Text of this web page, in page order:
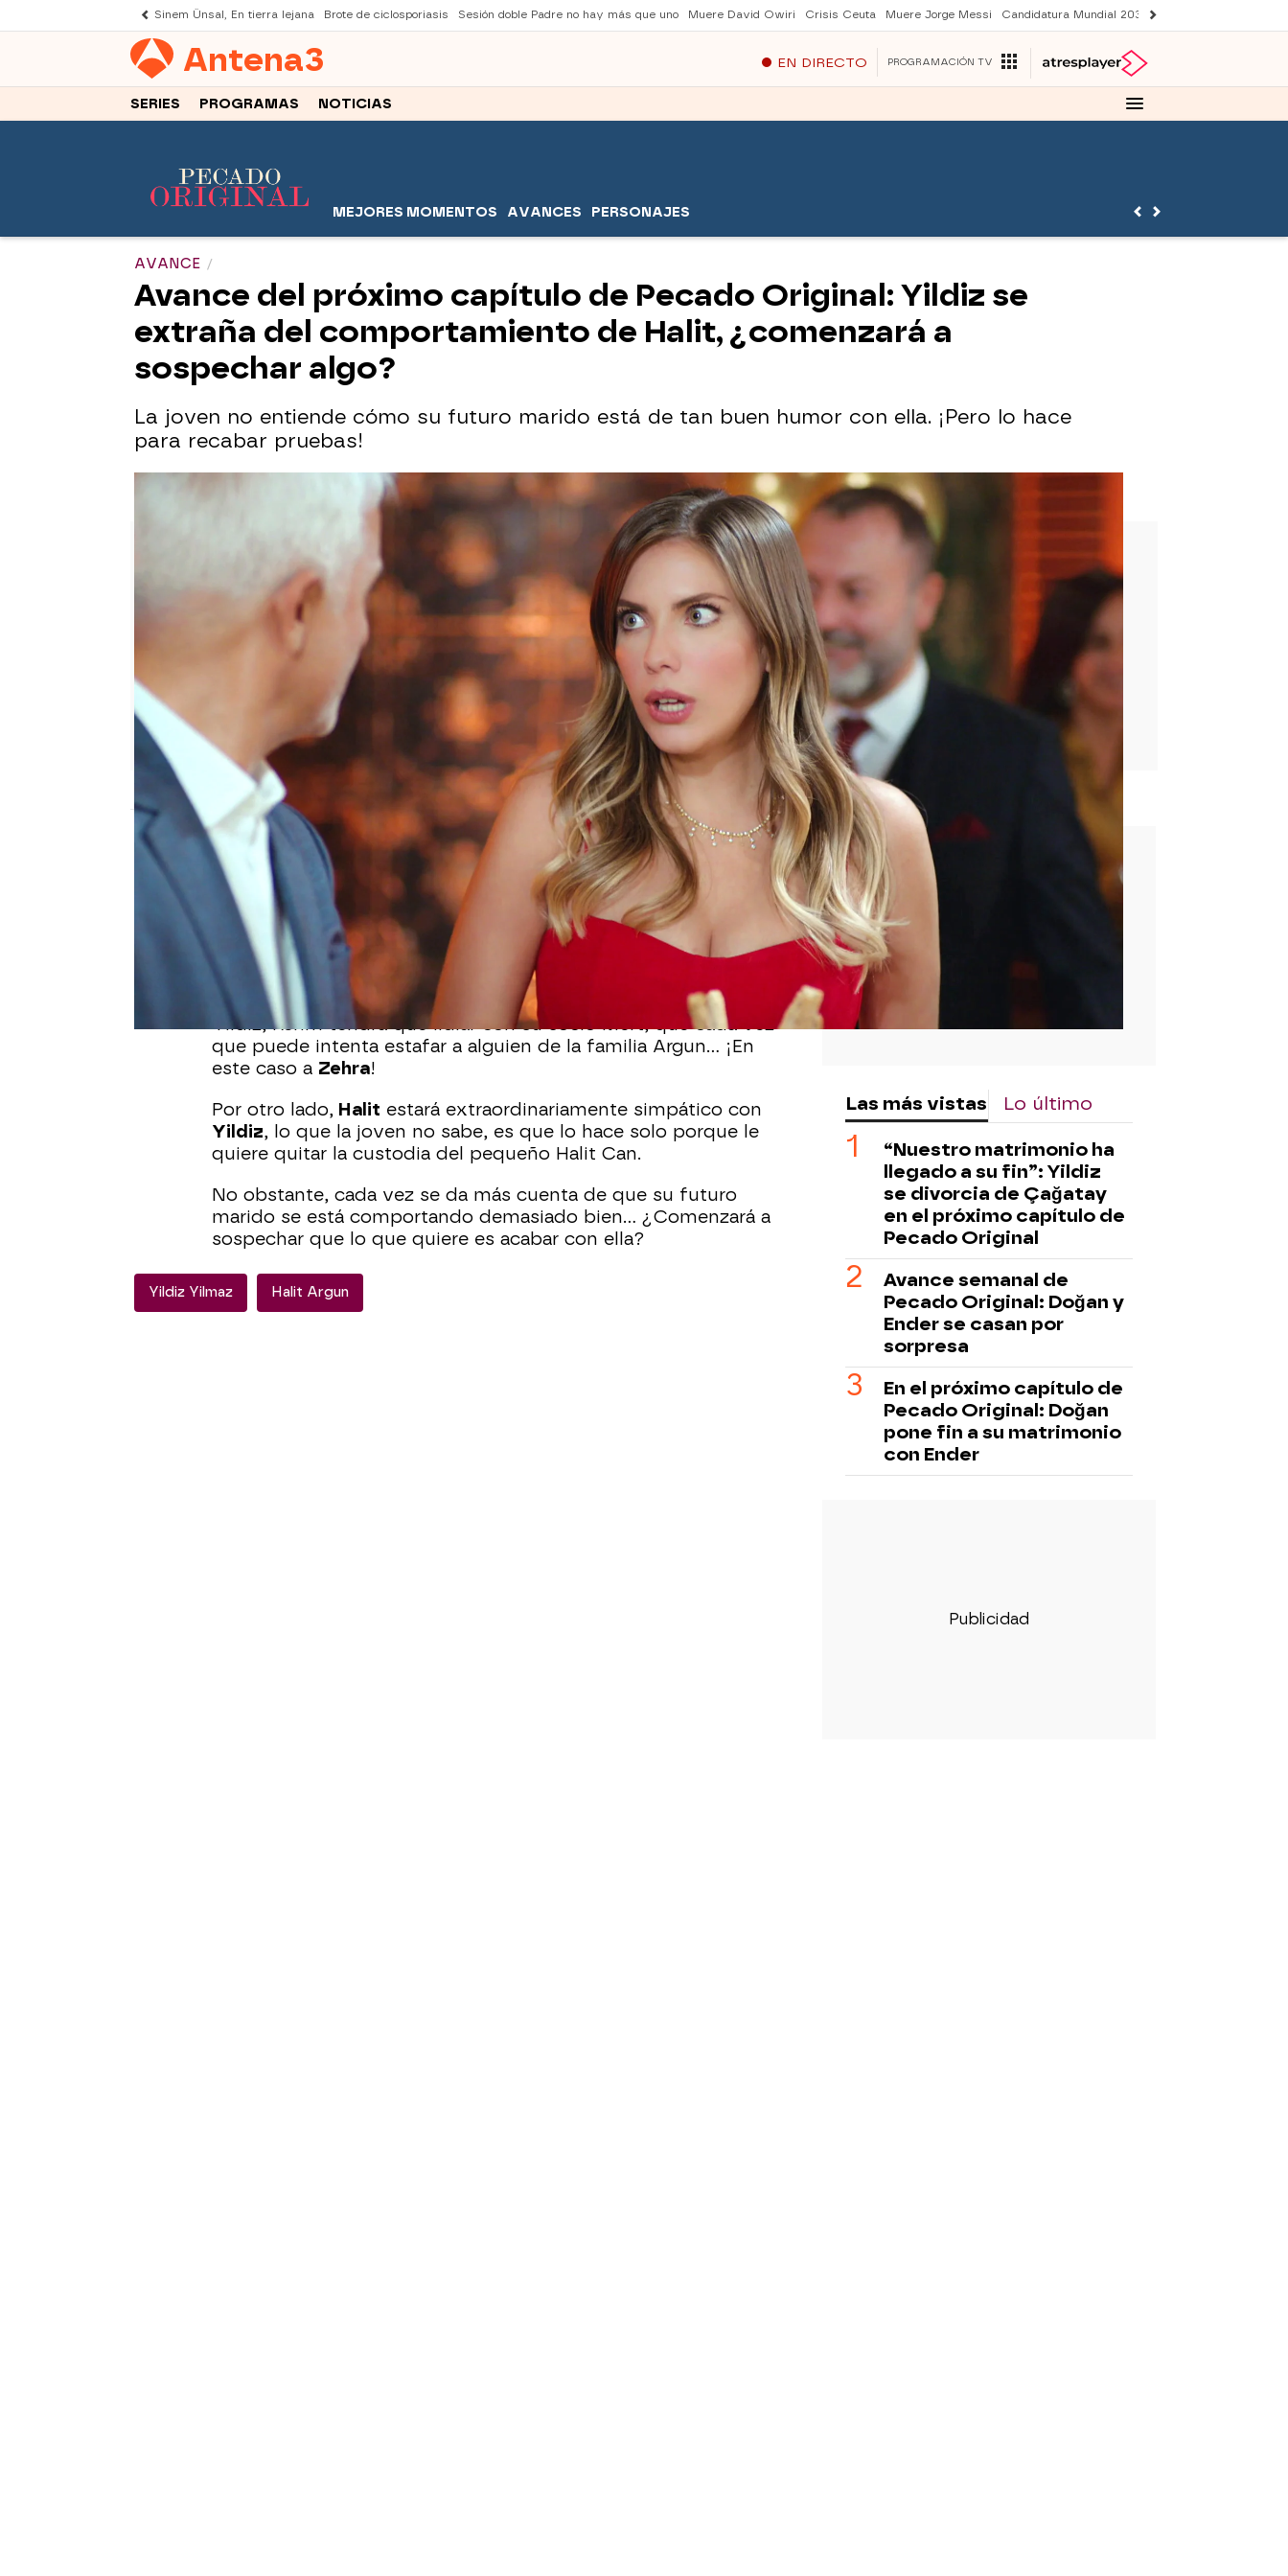
Sinem Ünsal, En tierra lejana Brote de ciclosporiasis Sesión doble Padre no hay más que uno Muere David Owiri Crisis Ceuta Muere Jorge Messi Candidatura Mundial 2030
Antena3 EN DIRECTO PROGRAMACIÓN TV
SERIES PROGRAMAS NOTICIAS
MEJORES MOMENTOS AVANCES PERSONAJES
AVANCE
Avance del próximo capítulo de Pecado Original: Yildiz se
extraña del comportamiento de Halit, ¿comenzará a
sospechar algo?
La joven no entiende cómo su futuro marido está de tan buen humor con ella. ¡Pero lo hace
para recabar pruebas!
¡Halit planea vengarse de Yildiz!: “Haré lo que sea por conseguir la custodia de mi hijo”
Ana Bermejo Lillo
Publicado: 26 de enero de 2024, 17:58 WhatsappFacebook
X Flipboard
En el próximo capítulo veremos como no dejan de suceder
cosas en la fiesta de cumpleaños sorpresa de
Kaya
que le ha
organizado su hermana.
Mientras
Erim está cada vez más irritable
y es grosero con
Yildiz, Kerim tendrá que lidiar con su socio Mert, que cada vez
que puede intenta estafar a alguien de la familia Argun... ¡En
este caso a Zehra!
Por otro lado, Halit estará extraordinariamente simpático con
Yildiz, lo que la joven no sabe, es que lo hace solo porque le
quiere quitar la custodia del pequeño Halit Can.
No obstante, cada vez se da más cuenta de que su futuro
marido se está comportando demasiado bien... ¿Comenzará a
sospechar que lo que quiere es acabar con ella?
Yildiz Yilmaz Halit Argun
Las más vistas Lo último
“Nuestro matrimonio ha
llegado a su fin”: Yildiz
se divorcia de Çağatay
en el próximo capítulo de
Pecado Original
Avance semanal de
Pecado Original: Doğan y
Ender se casan por
sorpresa
En el próximo capítulo de
Pecado Original: Doğan
pone fin a su matrimonio
con Ender